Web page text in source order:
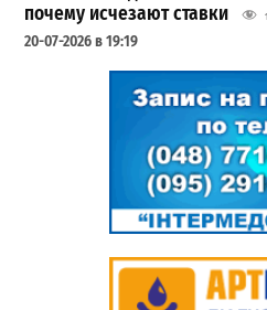
почему исчезают ставки
20-07-2026 в 19:19